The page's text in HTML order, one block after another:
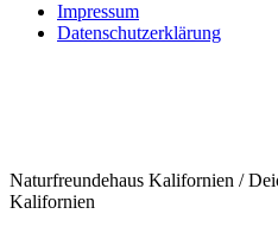
Impressum
Datenschutzerklärung
Naturfreundehaus Kalifornien /
Kalifornien